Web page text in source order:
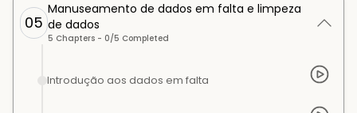
05
Manuseamento de dados em falta e limpeza
de dados
5 Chapters - 0/5 Completed
Introdução aos dados em falta